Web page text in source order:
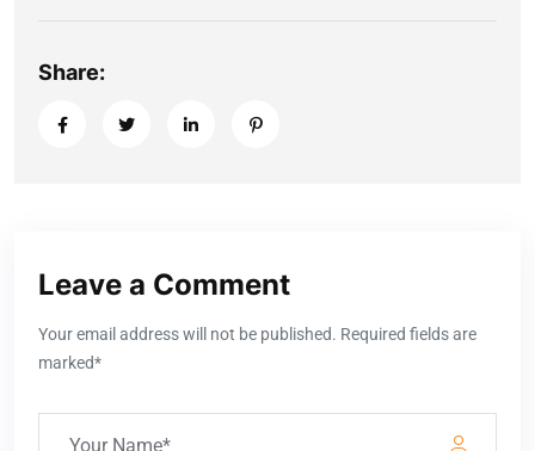
Share:
Leave a Comment
Your email address will not be published. Required fields are
marked*